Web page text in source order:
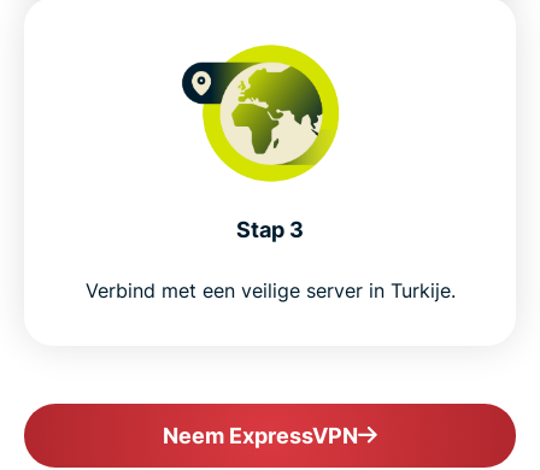
Popular VPN locations for Turkish users
Why millions trust ExpressVPN
ExpressVPN for all countries
Stap 3
Verbind met een veilige server in Turkije.
Neem ExpressVPN